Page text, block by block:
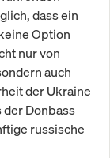
dass ein
Option
nur von
auch
der Ukraine
Donbass
russische